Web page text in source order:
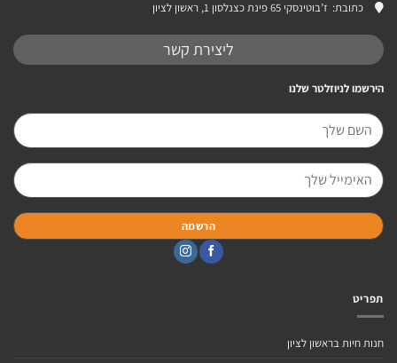
כתובת: ז’בוטינסקי 65 פינת כצנלסון 1, ראשון לציון
ליצירת קשר
הירשמו לניוזלטר שלנו
תפריט
חנות חיות בראשון לציון